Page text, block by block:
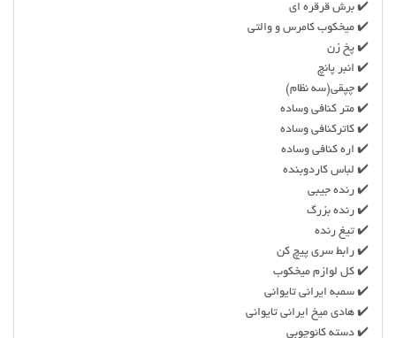
✔️ برش قرقره ای
✔️ میخکوب کامرس و والتی
✔️ پخ زن
✔️ انبر پانچ
✔️ چپقی(سه نظام)
✔️ متر کنافی وساده
✔️ کاترکنافی وساده
✔️ اره کنافی وساده
✔️ لباس کاردوبنده
✔️ رنده جیبی
✔️ رنده بزرگ
✔️ تیغ رنده
✔️ رابط سری پیچ کن
✔️ کل لوازم میخکوب
✔️ سمبه ایرانی تایوانی
✔️ هادی میخ ایرانی تایوانی
✔️ دسته کائوچوبی